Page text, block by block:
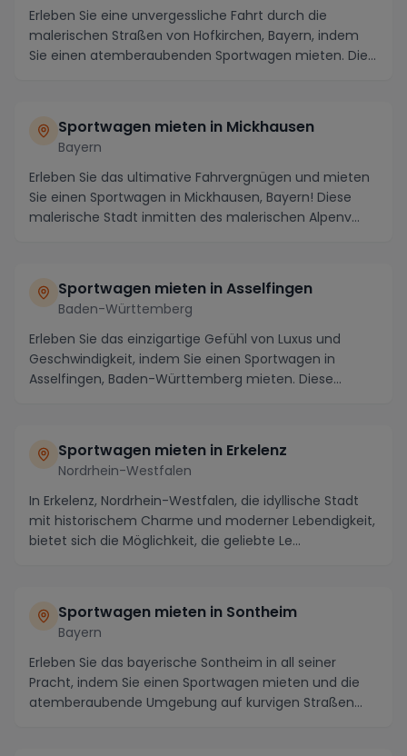
Erleben Sie eine unvergessliche Fahrt durch die
malerischen Straßen von Hofkirchen, Bayern, indem
Sie einen atemberaubenden Sportwagen mieten. Die
Sportwagen mieten in Mickhausen
Bayern
Erleben Sie das ultimative Fahrvergnügen und mieten
Sie einen Sportwagen in Mickhausen, Bayern! Diese
malerische Stadt inmitten des malerischen Alpenv...
Sportwagen mieten in Asselfingen
Baden-Württemberg
Erleben Sie das einzigartige Gefühl von Luxus und
Geschwindigkeit, indem Sie einen Sportwagen in
Asselfingen, Baden-Württemberg mieten. Diese
Sportwagen mieten in Erkelenz
Nordrhein-Westfalen
In Erkelenz, Nordrhein-Westfalen, die idyllische Stadt
mit historischem Charme und moderner Lebendigkeit,
bietet sich die Möglichkeit, die geliebte Le...
Sportwagen mieten in Sontheim
Bayern
Erleben Sie das bayerische Sontheim in all seiner
Pracht, indem Sie einen Sportwagen mieten und die
atemberaubende Umgebung auf kurvigen Straßen